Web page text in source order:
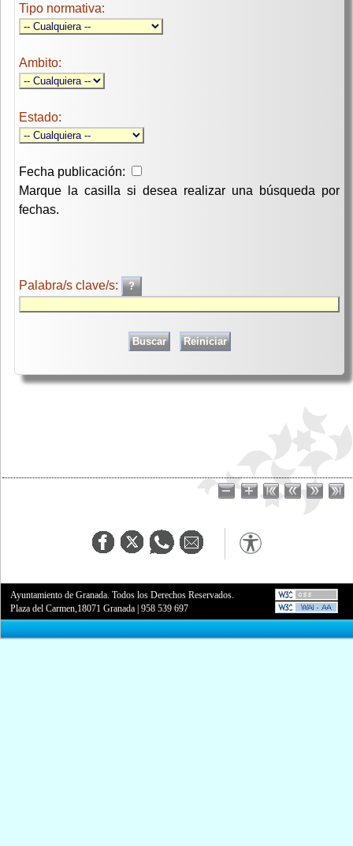
Tipo normativa:
Ambito:
Estado:
Fecha publicación:
Marque la casilla si desea realizar una búsqueda por
fechas.
Palabra/s clave/s:
Ayuntamiento de Granada. Todos los Derechos Reservados.
Plaza del Carmen,18071 Granada |958 539 697